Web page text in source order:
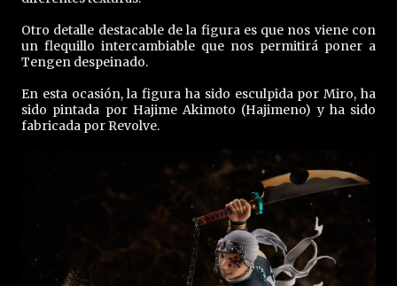
Otro detalle destacable de la figura es que nos viene con
un flequillo intercambiable que nos permitirá poner a
Tengen despeinado.
En esta ocasión, la figura ha sido esculpida por Miro, ha
sido pintada por Hajime Akimoto (Hajimeno) y ha sido
fabricada por Revolve.